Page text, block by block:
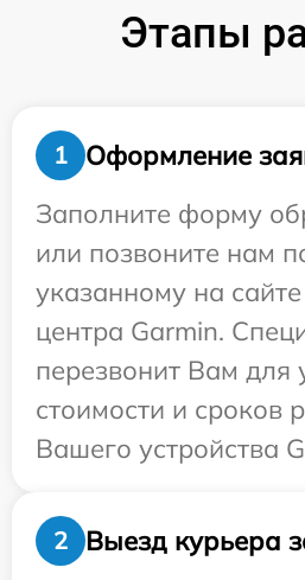
Этапы
1
Оформление
Заполните форму
или позвоните нам
указанному на
центра Garmin.
перезвонит Вам для
стоимости и сроков
Вашего устройства
2 Выезд курьера